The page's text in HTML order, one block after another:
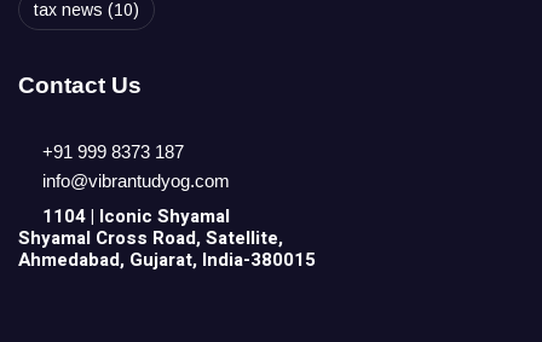
tax news (10)
Contact Us
+91 999 8373 187
info@vibrantudyog.com
1104 | Iconic Shyamal
Shyamal Cross Road, Satellite,
Ahmedabad, Gujarat, India-380015